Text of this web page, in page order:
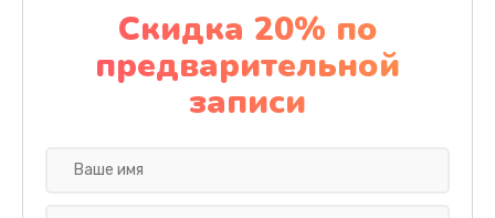
Замена материнской платы
1100 руб.
Заказать
Скидка 20% по
предварительной
записи